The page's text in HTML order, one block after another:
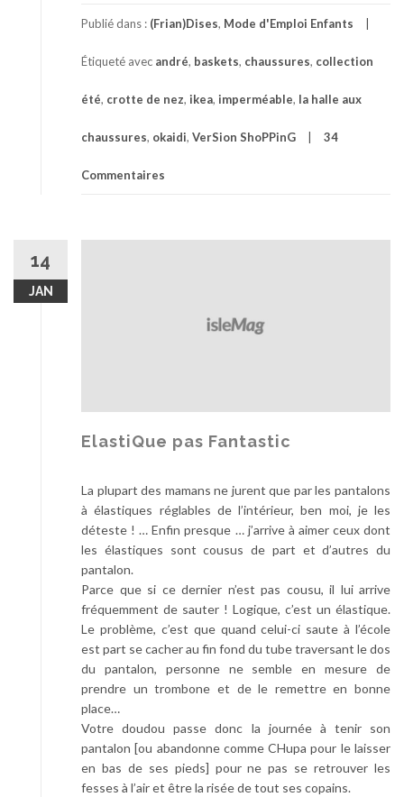
r
p
s
a
s
s
e
s
Publié dans : (Frian)Dises, Mode d'Emploi Enfants
Étiqueté avec andré, baskets, chaussures, collection
été, crotte de nez, ikea, imperméable, la halle aux
chaussures, okaidi, VerSion ShoPPinG 34
Commentaires
14
JAN
ElastiQue pas Fantastic
La plupart des mamans ne jurent que par les pantalons
à élastiques réglables de l’intérieur, ben moi, je les
déteste ! … Enfin presque … j’arrive à aimer ceux dont
les élastiques sont cousus de part et d’autres du
pantalon.
Parce que si ce dernier n’est pas cousu, il lui arrive
fréquemment de sauter ! Logique, c’est un élastique.
Le problème, c’est que quand celui-ci saute à l’école
est part se cacher au fin fond du tube traversant le dos
du pantalon, personne ne semble en mesure de
prendre un trombone et de le remettre en bonne
place…
Votre doudou passe donc la journée à tenir son
pantalon [ou abandonne comme CHupa pour le laisser
en bas de ses pieds] pour ne pas se retrouver les
fesses à l’air et être la risée de tout ses copains.